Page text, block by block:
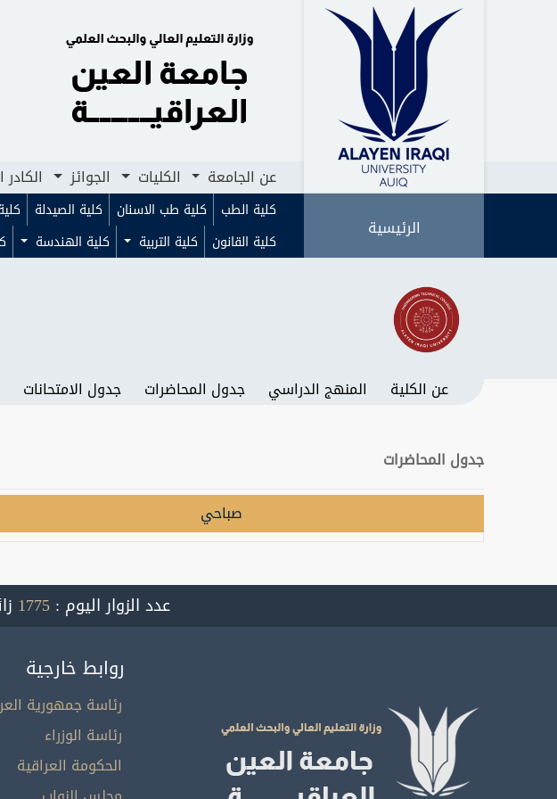
الرئيسية الكليات الجوائز الكادر التدريسي
عن الجامعة الكليات الجوائز
الرئيسية
كلية الطب كلية طب الاسنان كلية الصيدلة
كلية القانون
كلية التربية كلية الهندسة
عن الكلية المنهج الدراسي جدول المحاضرات جدول الامتحانات
جدول المحاضرات
صباحي
عدد الزوار اليوم :1775
روابط خارجية
رئاسة جمهورية
رئاسة الوزراء
الحكومة العراقية